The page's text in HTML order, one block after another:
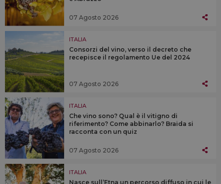
07 Agosto 2026
ITALIA
Consorzi del vino, verso il decreto che
recepisce il regolamento Ue del 2024
07 Agosto 2026
ITALIA
Che vino sono? Qual è il vitigno di
riferimento? Come abbinarlo? Braida si
racconta con un quiz
07 Agosto 2026
ITALIA
Nasce sull’Etna un percorso diffuso in cui le